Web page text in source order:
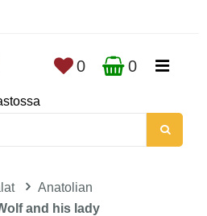
0 0
Anatolian
and his lady